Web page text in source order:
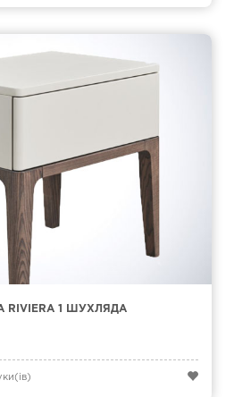
RIVIERA 1 ШУХЛЯДА